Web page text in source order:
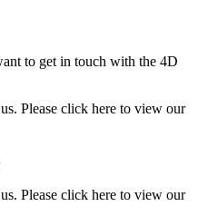
to get in touch with the 4D
Please click here to view our
Please click here to view our